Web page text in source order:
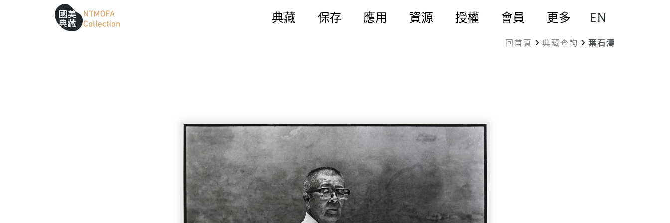
跳到中間主要內容區
網站導覽
::: 典藏 保存 應用 資源 授權 會員 更多 EN
回首頁 典藏查詢 葉石濤